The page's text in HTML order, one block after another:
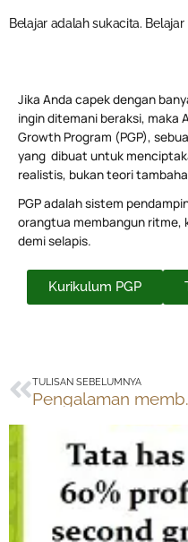
Belajar adalah sukacita.
Jika Anda capek dengan
ingin ditemani beraksi, maka
Growth Program (PGP),
yang dibuat untuk
realistis, bukan teori
PGP adalah sistem
orangtua membangun ritme,
demi selapis.
Kurikulum PGP
Prev
TULISAN SEBELUMNYA